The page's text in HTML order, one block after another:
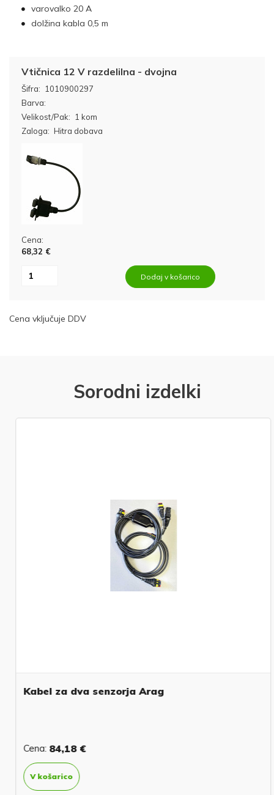
varovalko 20 A
dolžina kabla 0,5 m
Šifra: 1010900297
Vtičnica 12 V razdelilna - dvojna
Barva:
Velikost/Pak:
1 kom
Zaloga: Hitra dobava
Cena:
68,32 €
Dodaj v košarico
Cena vključuje DDV
Sorodni izdelki
Kabel za dva senzorja Arag
Cena: 84,18 €
V košarico